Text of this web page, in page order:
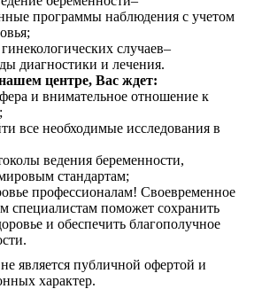
программы наблюдения с учетом
случаев–
диагностики и лечения.
центре, Вас ждет:
и внимательное отношение к
все необходимые исследования в
ведения беременности,
стандартам;
профессионалам! Своевременное
специалистам поможет сохранить
и обеспечить благополучное
является публичной офертой и
характер.